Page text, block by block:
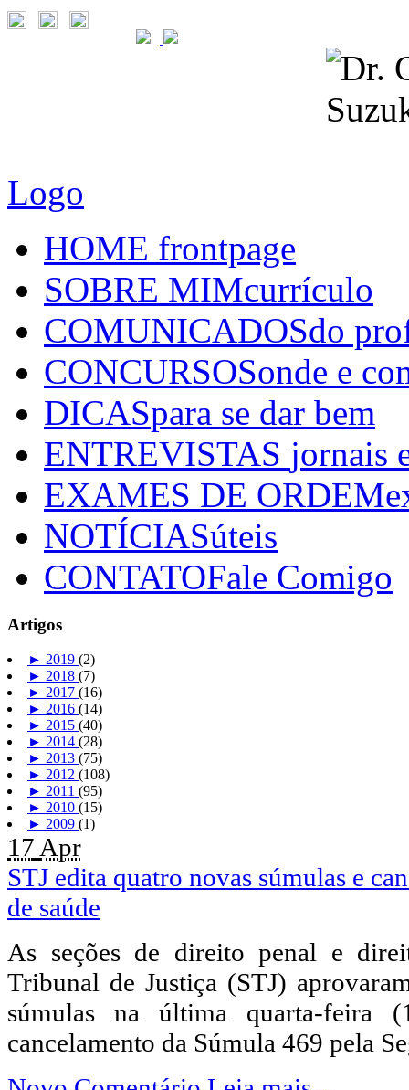
Logo
HOME frontpage
SOBRE MIMcurrículo
COMUNICADOSdo
CONCURSOSonde e
DICASpara se dar bem
ENTREVISTAS jornais
EXAMES DE ORDEM
NOTÍCIASúteis
CONTATOFale Comigo
Artigos
► 2019 (2)
► 2018 (7)
► 2017 (16)
► 2016 (14)
► 2015 (40)
► 2014 (28)
► 2013 (75)
► 2012 (108)
► 2011 (95)
► 2010 (15)
► 2009 (1)
17Apr
STJ edita quatro novas súmulas e
de saúde
As seções de direito penal e
Tribunal de Justiça (STJ)
súmulas na última quarta-feira
cancelamento da Súmula 469 pela